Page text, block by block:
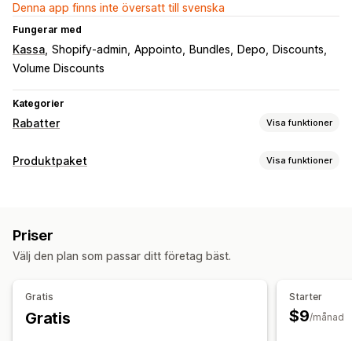
Denna app finns inte översatt till svenska
Fungerar med
Kassa Shopify-admin Appointo Bundles Depo
Discounts
Volume Discounts
Kategorier
Rabatter Visa funktioner
Rabattyper
Procentuella rabatter
Rabatter på hela varukorgen Rabatter i kassan
Merförsäljningsrabatter
Banners
Dynamisk prissättning
Produktpaket Visa funktioner
Varianter på paket
Korsförsäljningspaket Sådant som ofta köps tillsammans
Priser
Välj den plan som passar ditt företag bäst.
Gratis
Gratis
Starter
$9/månad